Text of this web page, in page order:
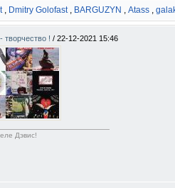
, Dmitry Golofast, BARGUZYN , Atass ,
творчество ! / 22-12-2021 15:46
Дэвис!